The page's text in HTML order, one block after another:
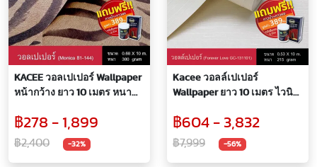
KACEE วอลเปเปอร์ Wallpaper
หน้ากว้าง ยาว 10 เมตร หนา
1 ชุด*ตามเงื่อนไขที่บริษัท
กำหนด)
฿278 - 1,899
฿2,400 -32%
Kacee วอลล์เปเปอร์
Wallpaper ยาว 10 เมตร ไวนิล
เทคเจอร์ในตัว
฿604 - 3,832
฿7,999 -56%